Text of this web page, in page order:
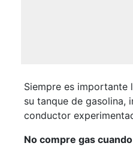
Siempre es importante
su tanque de gasolina,
conductor
No compre gas